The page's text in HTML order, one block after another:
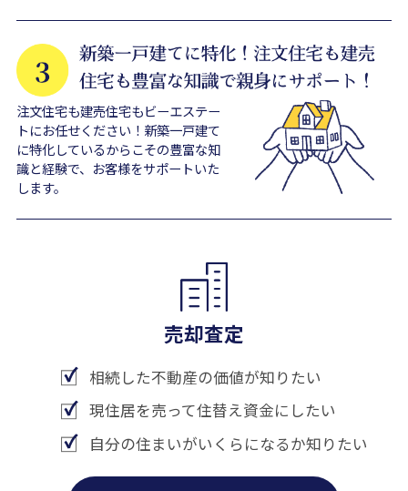
注文住宅も建売住宅もビーエステー
トにお任せください！新築一戸建て
に特化しているからこその豊富な知
識と経験で、お客様をサポートいた
します。
売却査定
相続した不動産の価値が知りたい
現住居を売って住替え資金にしたい
自分の住まいがいくらになるか知りたい